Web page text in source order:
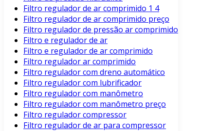
Filtro regulador de ar comprimido 1 4
Filtro regulador de ar comprimido preço
Filtro regulador de pressão ar comprimido
Filtro e regulador de ar
Filtro e regulador de ar comprimido
Filtro regulador ar comprimido
Filtro regulador com dreno automático
Filtro regulador com lubrificador
Filtro regulador com manômetro
Filtro regulador com manômetro preço
Filtro regulador compressor
Filtro regulador de ar para compressor